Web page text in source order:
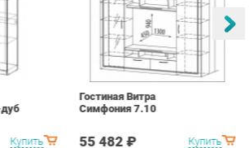
Купить Купить
55 482 ₽
+7 (903) 000-00-00
О проекте
Контакты
Екатеринбург